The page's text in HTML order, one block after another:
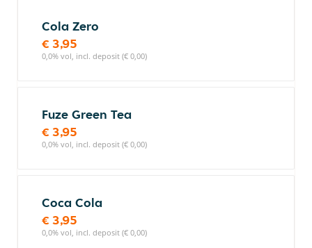
Cola Zero
€ 3,95
0,0% vol, incl. deposit (€ 0,00)
Fuze Green Tea
€ 3,95
0,0% vol, incl. deposit (€ 0,00)
Coca Cola
€ 3,95
0,0% vol, incl. deposit (€ 0,00)